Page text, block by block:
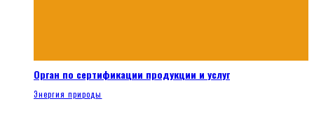
Орган по сертификации продукции и услуг
Энергия природы